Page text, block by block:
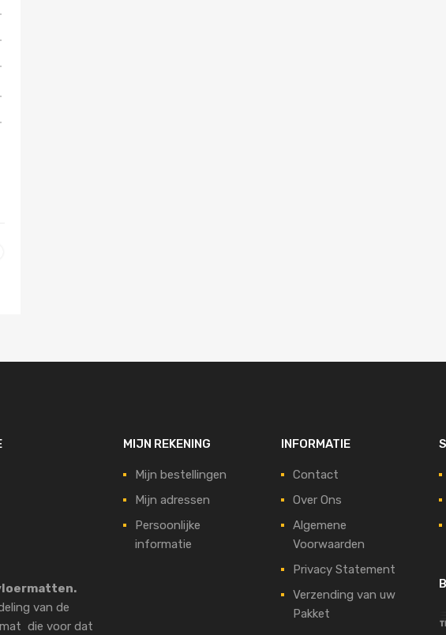
van de
die voor dat
MIJN REKENING
Mijn bestellingen
Mijn adressen
Persoonlijke
informatie
INFORMATIE
Contact
Over Ons
Algemene
Voorwaarden
Privacy Statement
Verzending van uw
Pakket